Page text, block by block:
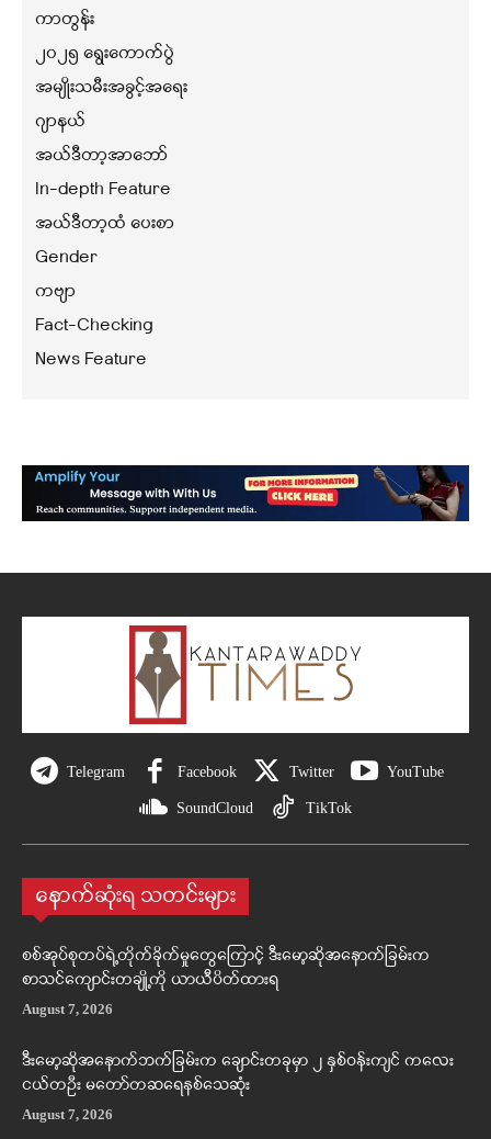
ကာတွန်း
၂၀၂၅ ရွေးကောက်ပွဲ
အမျိုးသမီးအခွင့်အရေး
ဂျာနယ်
အယ်ဒီတာ့အာဘော်
In-depth Feature
အယ်ဒီတာ့ထံ ပေးစာ
Gender
ကဗျာ
Fact-Checking
News Feature
Telegram Facebook Twitter YouTube
SoundCloud TikTok
နောက်ဆုံးရ သတင်းများ
စစ်အုပ်စုတပ်ရဲ့တိုက်ခိုက်မှုတွေကြောင့် ဒီးမော့ဆိုအနောက်ခြမ်းက
စာသင်ကျောင်းတချို့ကို ယာယီပိတ်ထားရ
August 7, 2026
ဒီးမော့ဆိုအနောက်ဘက်ခြမ်းက ချောင်းတခုမှာ ၂ နှစ်ဝန်းကျင် ကလေး
ငယ်တဦး မတော်တဆရေနစ်သေဆုံး
August 7, 2026